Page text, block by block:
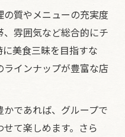
質やメニューの充実度
雰囲気など総合的にチ
美食三昧を目指すな
インナップが豊富な店
であれば、グループで
て楽しめます。さら